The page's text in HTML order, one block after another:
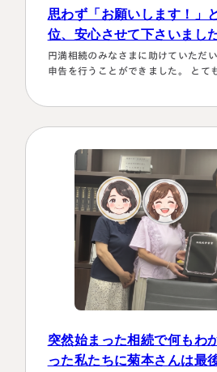
知県名古屋市中村区名駅三丁目28
名古屋ビルヂング25階
大宮
〒
埼玉
195
大宮
思わず「お願いします！」
位、安心させて下さいまし
円満相続のみなさまに助けていただ
申告を行うことができました。 とて
い！！と、私も思わず「お願いしま
突然始まった相続で何もわ
った私たちに菊本さんは最